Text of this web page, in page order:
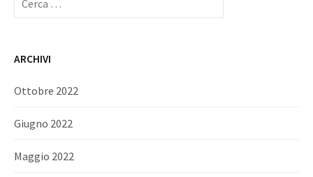
per:
ARCHIVI
Ottobre 2022
Giugno 2022
Maggio 2022